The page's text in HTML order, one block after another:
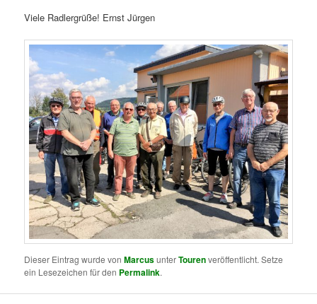
Viele Radlergrüße! Ernst Jürgen
Dieser Eintrag wurde vonMarcusunterTourenveröffentlicht. Setze
ein Lesezeichen für den Permalink.